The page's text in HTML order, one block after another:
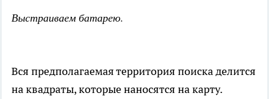
Выстраиваем батарею.
Вся предполагаемая территория поиска делится
на квадраты, которые наносятся на карту.